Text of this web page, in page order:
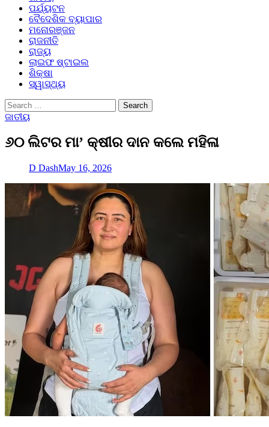
ପର୍ଯ୍ୟଟନ
ବୈଦେଶିକ ବ୍ୟାପାର
ମନୋରଞ୍ଜନ
ରାଜନୀତି
ରାଜ୍ୟ
ଲାଇଫ ଷ୍ଟାଇଲ
ଶିକ୍ଷା
ସ୍ୱାସ୍ଥ୍ୟ
Search
for:
ଜାତୀୟ
୬୦ ଲିଟର ମା’ କ୍ଷୀର ଦାନ କଲେ ମହିଳା
D DashMay 16, 2026